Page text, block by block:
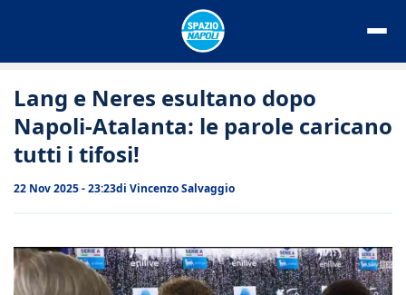
Lang e Neres esultano dopo
Napoli-Atalanta: le parole caricano
tutti i tifosi!
22 Nov 2025 - 23:23di Vincenzo Salvaggio